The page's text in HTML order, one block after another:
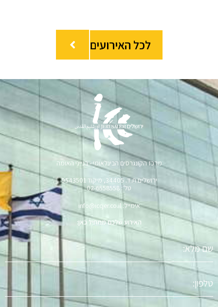
לכל האירועים
מרכז הקונגרסים הבינלאומי - בנייני האומה
ירושלים ת.ד. 34405, מיקוד 9543501
טל׳: 02-6558558
אימייל: info@iccjer.co.il
האירוע שלכם מתחיל כאן:
מלא
טלפון